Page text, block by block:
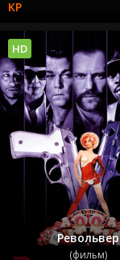
Револьвер
(фильм)
HD